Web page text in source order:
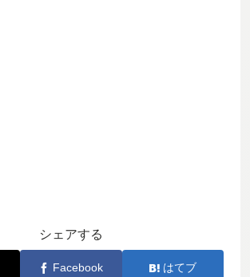
シェアする
Facebook はてブ